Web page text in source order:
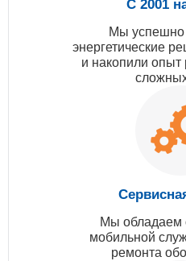
С 2001
Мы успешно
энергетические
и накопили
Мы обладаем
мобильной
ремонта